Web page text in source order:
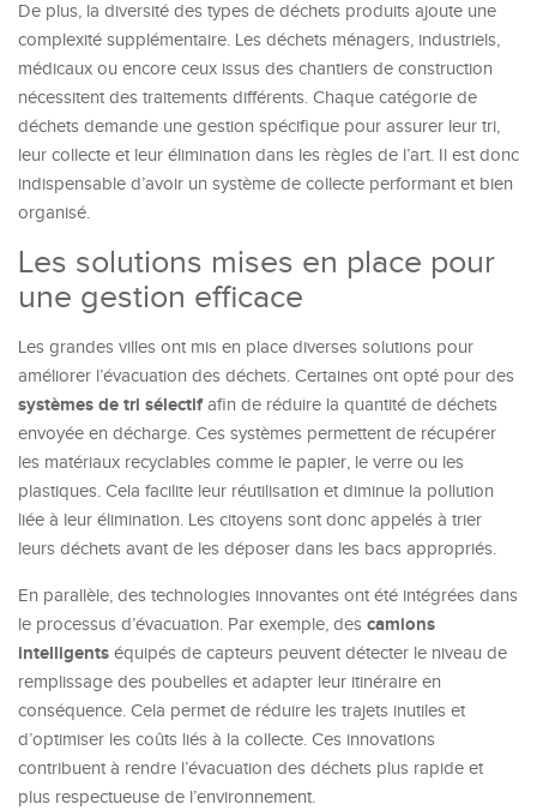
De plus, la diversité des types de déchets produits ajoute une
complexité supplémentaire. Les déchets ménagers, industriels,
médicaux ou encore ceux issus des chantiers de construction
nécessitent des traitements différents. Chaque catégorie de
déchets demande une gestion spécifique pour assurer leur tri,
leur collecte et leur élimination dans les règles de l’art. Il est donc
indispensable d’avoir un système de collecte performant et bien
organisé.
Les solutions mises en place pour
une gestion efficace
Les grandes villes ont mis en place diverses solutions pour
améliorer l’évacuation des déchets. Certaines ont opté pour des
systèmes de tri sélectifafin de réduire la quantité de déchets
envoyée en décharge. Ces systèmes permettent de récupérer
les matériaux recyclables comme le papier, le verre ou les
plastiques. Cela facilite leur réutilisation et diminue la pollution
liée à leur élimination. Les citoyens sont donc appelés à trier
leurs déchets avant de les déposer dans les bacs appropriés.
En parallèle, des technologies innovantes ont été intégrées dans
le processus d’évacuation. Par exemple, des camions
intelligents équipés de capteurs peuvent détecter le niveau de
remplissage des poubelles et adapter leur itinéraire en
conséquence. Cela permet de réduire les trajets inutiles et
d’optimiser les coûts liés à la collecte. Ces innovations
contribuent à rendre l’évacuation des déchets plus rapide et
plus respectueuse de l’environnement.